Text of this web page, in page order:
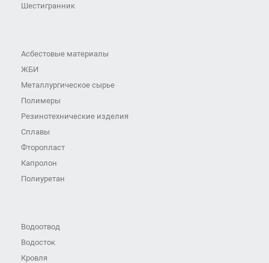
Шестигранник
Асбестовые материалы
ЖБИ
Металлургическое сырье
Полимеры
Резинотехнические изделия
Сплавы
Фторопласт
Капролон
Полиуретан
Водоотвод
Водосток
Кровля